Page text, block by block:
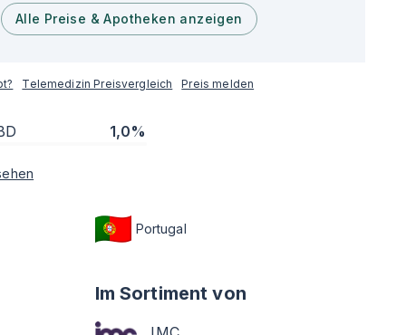
Alle Preise & Apotheken anzeigen
Telemedizin Preisvergleich Preis melden
1,0%
Portugal
Im Sortiment von